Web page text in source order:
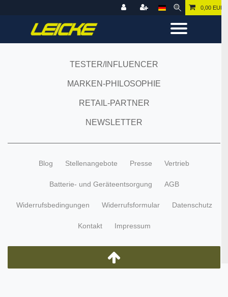
0,00 EUR
TESTER/INFLUENCER
MARKEN-PHILOSOPHIE
RETAIL-PARTNER
NEWSLETTER
Blog Stellenangebote Presse Vertrieb
Batterie- und Geräteentsorgung AGB
Widerrufsbedingungen Widerrufsformular Datenschutz
Kontakt Impressum